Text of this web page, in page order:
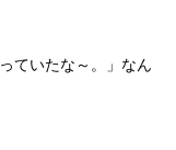
ていたな～。」なん